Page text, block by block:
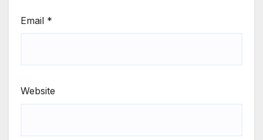
Email *
Website